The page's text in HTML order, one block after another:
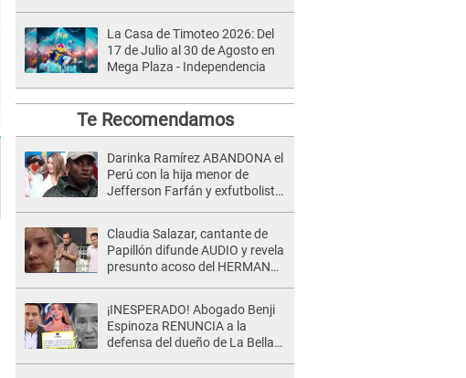
La Casa de Timoteo 2026: Del
17 de Julio al 30 de Agosto en
Mega Plaza - Independencia
Te Recomendamos
Darinka Ramírez ABANDONA el
Perú con la hija menor de
Jefferson Farfán y exfutbolista
Claudia Salazar, cantante de
Papillón difunde AUDIO y revela
presunto acoso del HERMANO
shock"
¡INESPERADO! Abogado Benji
Espinoza RENUNCIA a la
defensa del dueño de La Bella